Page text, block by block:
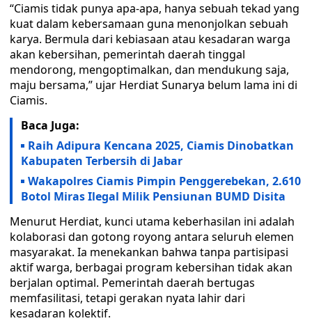
“Ciamis tidak punya apa-apa, hanya sebuah tekad yang
kuat dalam kebersamaan guna menonjolkan sebuah
karya. Bermula dari kebiasaan atau kesadaran warga
akan kebersihan, pemerintah daerah tinggal
mendorong, mengoptimalkan, dan mendukung saja,
maju bersama,” ujar Herdiat Sunarya belum lama ini di
Ciamis.
Baca Juga:
Raih Adipura Kencana 2025, Ciamis Dinobatkan
Kabupaten Terbersih di Jabar
Wakapolres Ciamis Pimpin Penggerebekan, 2.610
Botol Miras Ilegal Milik Pensiunan BUMD Disita
Menurut Herdiat, kunci utama keberhasilan ini adalah
kolaborasi dan gotong royong antara seluruh elemen
masyarakat. Ia menekankan bahwa tanpa partisipasi
aktif warga, berbagai program kebersihan tidak akan
berjalan optimal. Pemerintah daerah bertugas
memfasilitasi, tetapi gerakan nyata lahir dari
kesadaran kolektif.